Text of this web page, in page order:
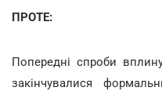
ПРОТЕ:
Попередні спроби
закінчувалися